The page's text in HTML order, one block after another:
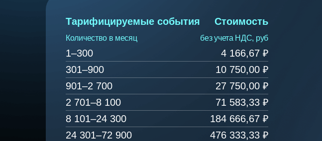
Тарифицируемые события
Количество в месяц
Стоимость
без учета НДС, руб
1–300 4 166,67 ₽
301–900
10 750,00 ₽
901–2 700
27 750,00 ₽
2 701–8 100
71 583,33 ₽
8 101–24 300
184 666,67 ₽
24 301–72 900
476 333,33 ₽